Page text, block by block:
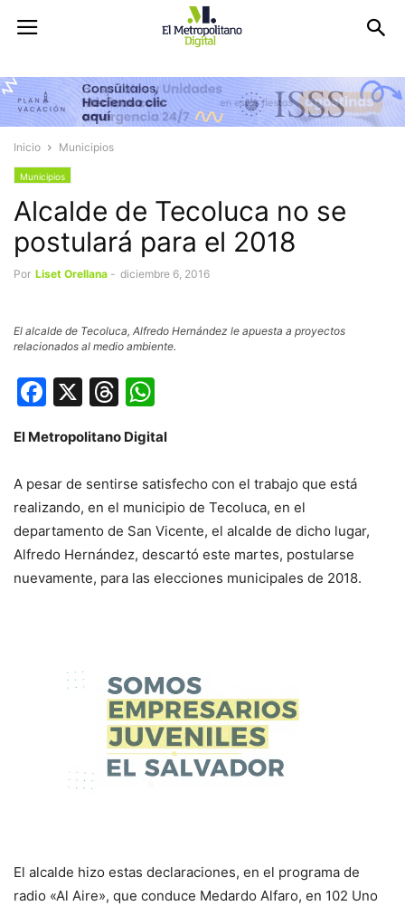
Inicio Municipios
Municipios
Alcalde de Tecoluca no se
postulará para el 2018
Por Liset Orellana - diciembre 6, 2016
El alcalde de Tecoluca, Alfredo Hernández le apuesta a proyectos
relacionados al medio ambiente.
Facebook
X Threads
El Metropolitano Digital
A pesar de sentirse satisfecho con el trabajo que está
realizando, en el municipio de Tecoluca, en el
departamento de San Vicente, el alcalde de dicho lugar,
Alfredo Hernández, descartó este martes, postularse
nuevamente, para las elecciones municipales de 2018.
El alcalde hizo estas declaraciones, en el programa de
radio «Al Aire», que conduce Medardo Alfaro, en 102 Uno